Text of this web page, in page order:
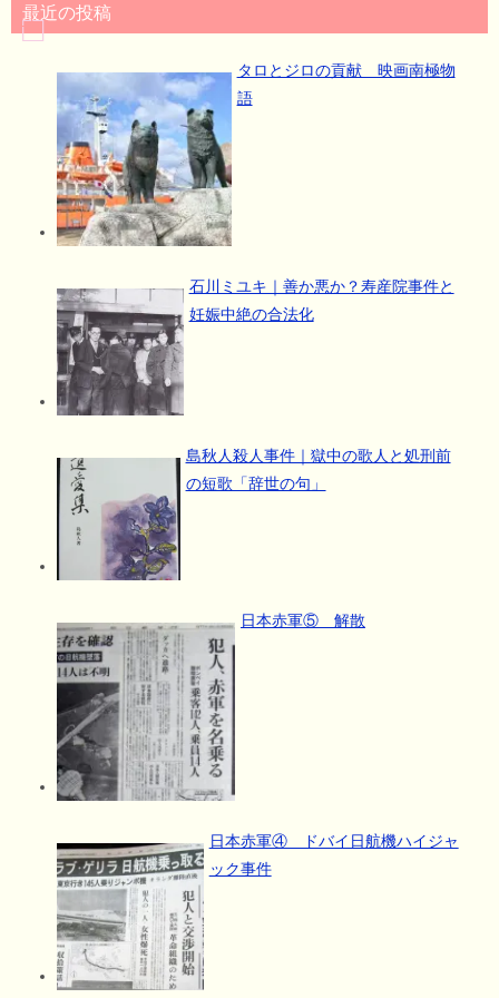
最近の投稿
タロとジロの貢献 映画南極物
語
石川ミユキ｜善か悪か？寿産院事件と
妊娠中絶の合法化
島秋人殺人事件｜獄中の歌人と処刑前
の短歌「辞世の句」
日本赤軍⑤ 解散
日本赤軍④ ドバイ日航機ハイジャ
ック事件